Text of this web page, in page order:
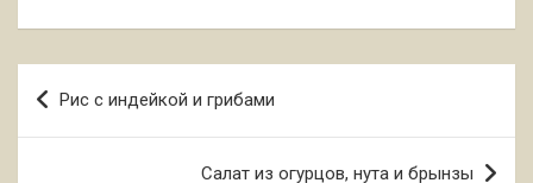
Навигация
по
Рис с индейкой и грибами
Салат из огурцов, нута и брынзы